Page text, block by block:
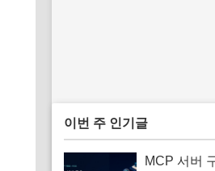
이번 주 인기글
MCP 서버